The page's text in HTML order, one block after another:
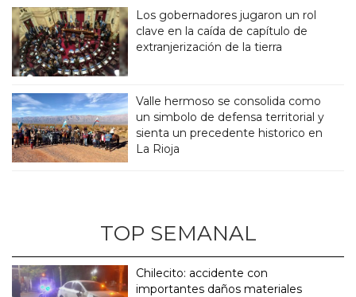
Los gobernadores jugaron un rol
clave en la caída de capítulo de
extranjerización de la tierra
Valle hermoso se consolida como
un simbolo de defensa territorial y
sienta un precedente historico en
La Rioja
TOP SEMANAL
Chilecito: accidente con
importantes daños materiales